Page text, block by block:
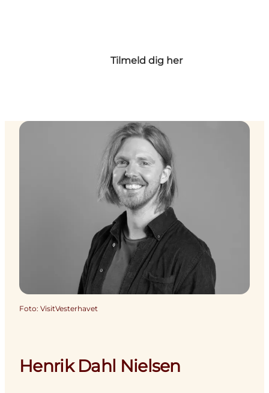
Tilmeld dig her
Foto: VisitVesterhavet
Henrik Dahl Nielsen